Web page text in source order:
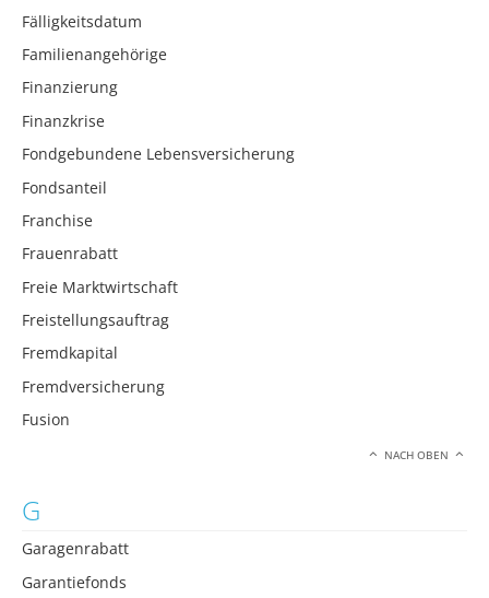
Fälligkeitsdatum
Familienangehörige
Finanzierung
Finanzkrise
Fondgebundene Lebensversicherung
Fondsanteil
Franchise
Frauenrabatt
Freie Marktwirtschaft
Freistellungsauftrag
Fremdkapital
Fremdversicherung
Fusion
NACH OBEN
G
Garagenrabatt
Garantiefonds